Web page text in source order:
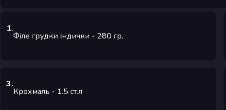
1.
Філе грудки індички - 280 гр.
3.
Крохмаль - 1.5 ст.л